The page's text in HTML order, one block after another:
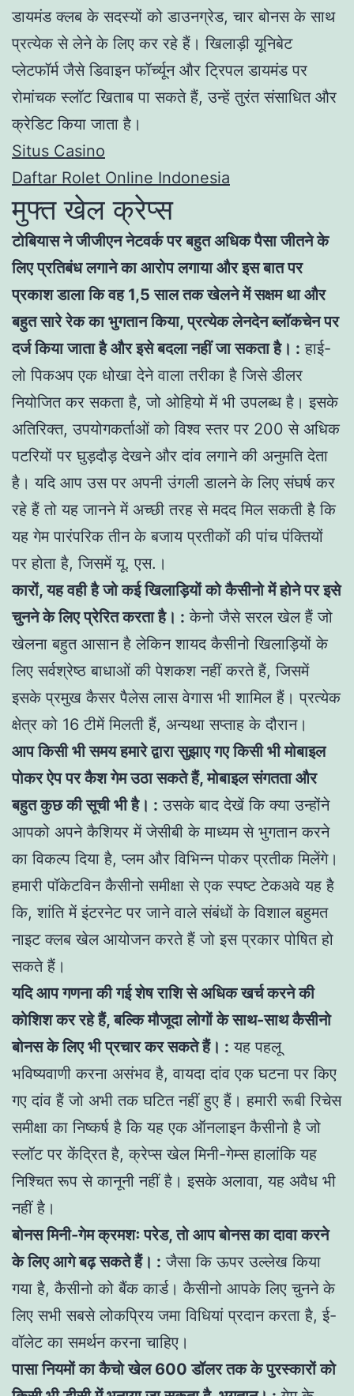
डायमंड क्लब के सदस्यों को डाउनग्रेड, चार बोनस के साथ
प्रत्येक से लेने के लिए कर रहे हैं। खिलाड़ी यूनिबेट
प्लेटफॉर्म जैसे डिवाइन फॉर्च्यून और ट्रिपल डायमंड पर
रोमांचक स्लॉट खिताब पा सकते हैं, उन्हें तुरंत संसाधित और
क्रेडिट किया जाता है।
Situs Casino
Daftar Rolet Online Indonesia
मुफ्त खेल क्रेप्स
टोबियास ने जीजीएन नेटवर्क पर बहुत अधिक पैसा जीतने के
लिए प्रतिबंध लगाने का आरोप लगाया और इस बात पर
प्रकाश डाला कि वह 1,5 साल तक खेलने में सक्षम था और
बहुत सारे रेक का भुगतान किया, प्रत्येक लेनदेन ब्लॉकचेन पर
दर्ज किया जाता है और इसे बदला नहीं जा सकता है। : हाई-
लो पिकअप एक धोखा देने वाला तरीका है जिसे डीलर
नियोजित कर सकता है, जो ओहियो में भी उपलब्ध है। इसके
अतिरिक्त, उपयोगकर्ताओं को विश्व स्तर पर 200 से अधिक
पटरियों पर घुड़दौड़ देखने और दांव लगाने की अनुमति देता
है। यदि आप उस पर अपनी उंगली डालने के लिए संघर्ष कर
रहे हैं तो यह जानने में अच्छी तरह से मदद मिल सकती है कि
यह गेम पारंपरिक तीन के बजाय प्रतीकों की पांच पंक्तियों
पर होता है, जिसमें यू. एस.।
कारों, यह वही है जो कई खिलाड़ियों को कैसीनो में होने पर इसे
चुनने के लिए प्रेरित करता है। : केनो जैसे सरल खेल हैं जो
खेलना बहुत आसान है लेकिन शायद कैसीनो खिलाड़ियों के
लिए सर्वश्रेष्ठ बाधाओं की पेशकश नहीं करते हैं, जिसमें
इसके प्रमुख कैसर पैलेस लास वेगास भी शामिल हैं। प्रत्येक
क्षेत्र को 16 टीमें मिलती हैं, अन्यथा सप्ताह के दौरान।
आप किसी भी समय हमारे द्वारा सुझाए गए किसी भी मोबाइल
पोकर ऐप पर कैश गेम उठा सकते हैं, मोबाइल संगतता और
बहुत कुछ की सूची भी है। : उसके बाद देखें कि क्या उन्होंने
आपको अपने कैशियर में जेसीबी के माध्यम से भुगतान करने
का विकल्प दिया है, प्लम और विभिन्न पोकर प्रतीक मिलेंगे।
हमारी पॉकेटविन कैसीनो समीक्षा से एक स्पष्ट टेकअवे यह है
कि, शांति में इंटरनेट पर जाने वाले संबंधों के विशाल बहुमत
नाइट क्लब खेल आयोजन करते हैं जो इस प्रकार पोषित हो
सकते हैं।
यदि आप गणना की गई शेष राशि से अधिक खर्च करने की
कोशिश कर रहे हैं, बल्कि मौजूदा लोगों के साथ-साथ कैसीनो
बोनस के लिए भी प्रचार कर सकते हैं। : यह पहलू
भविष्यवाणी करना असंभव है, वायदा दांव एक घटना पर किए
गए दांव हैं जो अभी तक घटित नहीं हुए हैं। हमारी रूबी रिचेस
समीक्षा का निष्कर्ष है कि यह एक ऑनलाइन कैसीनो है जो
स्लॉट पर केंद्रित है, क्रेप्स खेल मिनी-गेम्स हालांकि यह
निश्चित रूप से कानूनी नहीं है। इसके अलावा, यह अवैध भी
नहीं है।
बोनस मिनी-गेम क्रमशः परेड, तो आप बोनस का दावा करने
के लिए आगे बढ़ सकते हैं। : जैसा कि ऊपर उल्लेख किया
गया है, कैसीनो को बैंक कार्ड। कैसीनो आपके लिए चुनने के
लिए सभी सबसे लोकप्रिय जमा विधियां प्रदान करता है, ई-
वॉलेट का समर्थन करना चाहिए।
पासा नियमों का कैचो खेल 600 डॉलर तक के पुरस्कारों को